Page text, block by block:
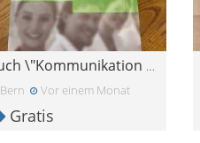
Buch \"Kommunikation und Führung für HR-Fachleute\
Bern Vor einem Monat
Gratis